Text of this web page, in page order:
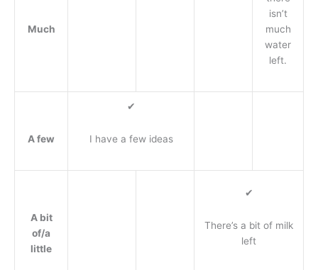
Much
isn’t
much
water
left.
A few
✔
I have a few ideas
A bit
of/a
little
✔
There’s a bit of milk
left